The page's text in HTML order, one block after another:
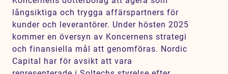
långsiktiga och trygga affärspartners för
kunder och leverantörer. Under hösten 2025
kommer en översyn av Koncernens strategi
och finansiella mål att genomföras. Nordic
Capital har för avsikt att vara